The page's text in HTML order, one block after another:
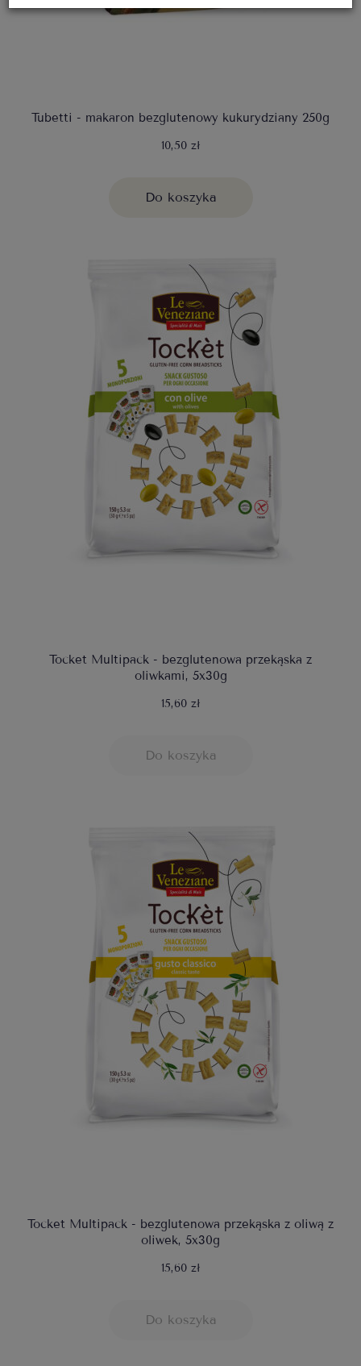
Tubetti - makaron bezglutenowy kukurydziany 250g
10,50 zł
Do koszyka
Tocket Multipack - bezglutenowa przekąska z
oliwkami, 5x30g
15,60 zł
Do koszyka
Tocket Multipack - bezglutenowa przekąska z oliwą z
oliwek, 5x30g
15,60 zł
Do koszyka